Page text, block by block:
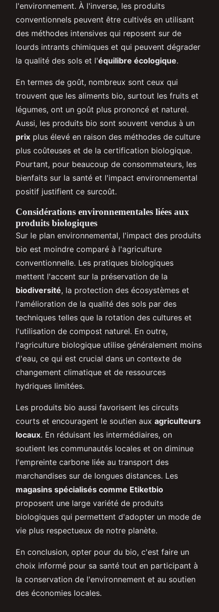
l'environnement. À l'inverse, les produits
conventionnels peuvent être cultivés en utilisant
des méthodes intensives qui reposent sur de
lourds intrants chimiques et qui peuvent dégrader
la qualité des sols et l'équilibre écologique.
En termes de goût, nombreux sont ceux qui
trouvent que les aliments bio, surtout les fruits et
légumes, ont un goût plus prononcé et naturel.
Aussi, les produits bio sont souvent vendus à un
prix plus élevé en raison des méthodes de culture
plus coûteuses et de la certification biologique.
Pourtant, pour beaucoup de consommateurs, les
bienfaits sur la santé et l'impact environnemental
positif justifient ce surcoût.
Considérations environnementales liées aux
produits biologiques
Sur le plan environnemental, l'impact des produits
bio est moindre comparé à l'agriculture
conventionnelle. Les pratiques biologiques
mettent l'accent sur la préservation de la
biodiversité, la protection des écosystèmes et
l'amélioration de la qualité des sols par des
techniques telles que la rotation des cultures et
l'utilisation de compost naturel. En outre,
l'agriculture biologique utilise généralement moins
d'eau, ce qui est crucial dans un contexte de
changement climatique et de ressources
hydriques limitées.
Les produits bio aussi favorisent les circuits
courts et encouragent le soutien aux agriculteurs
locaux. En réduisant les intermédiaires, on
soutient les communautés locales et on diminue
l'empreinte carbone liée au transport des
marchandises sur de longues distances. Les
magasins spécialisés comme Etiketbio
proposent une large variété de produits
biologiques qui permettent d'adopter un mode de
vie plus respectueux de notre planète.
En conclusion, opter pour du bio, c'est faire un
choix informé pour sa santé tout en participant à
la conservation de l'environnement et au soutien
des économies locales.